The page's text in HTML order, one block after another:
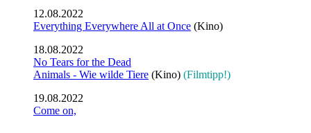
12.08.2022
Everything Everywhere All at Once (Kino)
18.08.2022
No Tears for the Dead
Animals - Wie wilde Tiere (Kino) (Filmtipp!)
19.08.2022
Come on,